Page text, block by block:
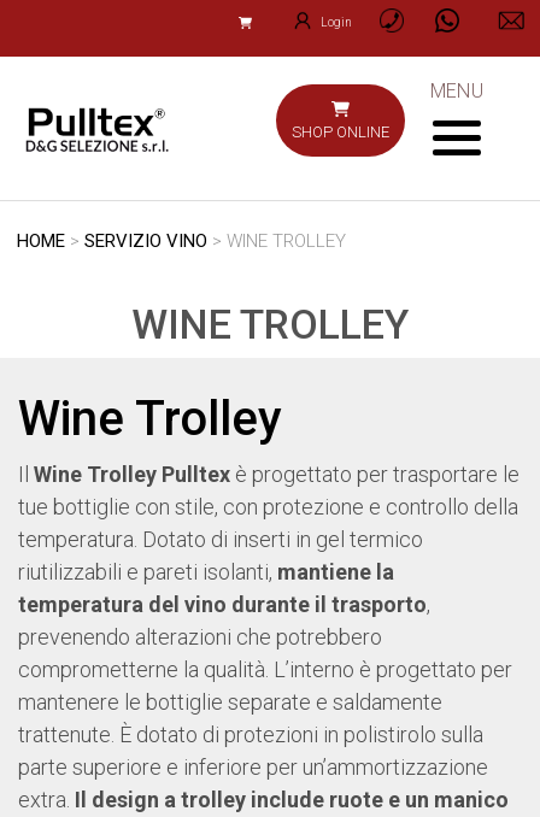
Login
SHOP ONLINE
MENU
HOME > SERVIZIO VINO > WINE TROLLEY
WINE TROLLEY
Wine Trolley
Il Wine Trolley Pulltex è progettato per trasportare le
tue bottiglie con stile, con protezione e controllo della
temperatura. Dotato di inserti in gel termico
riutilizzabili e pareti isolanti, mantiene la
temperatura del vino durante il trasporto,
prevenendo alterazioni che potrebbero
comprometterne la qualità. L’interno è progettato per
mantenere le bottiglie separate e saldamente
trattenute. È dotato di protezioni in polistirolo sulla
parte superiore e inferiore per un’ammortizzazione
extra. Il design a trolley include ruote e un manico